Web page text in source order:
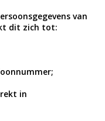
van
dit zich tot:
in